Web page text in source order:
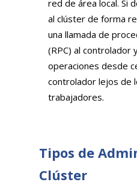
red de área local. Si
al clúster de forma
una llamada de
(RPC) al controlador
operaciones desde
controlador lejos de
trabajadores.
Tipos de
Clúster